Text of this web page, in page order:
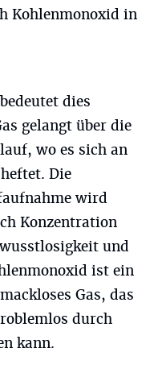
Kohlenmonoxid in
dies
gelangt über die
wo es sich an
Die
wird
Konzentration
und
ist ein
Gas, das
durch
kann.